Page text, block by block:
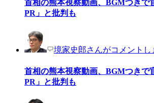
首相の熊本視察動画、BGMつき
PR」と批判も
境家史郎さんがコメントし
首相の熊本視察動画、BGMつき
PR」と批判も